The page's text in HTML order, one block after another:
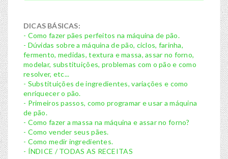
DICAS BÁSICAS:
- Como fazer pães perfeitos na máquina de pão.
- Dúvidas sobre a máquina de pão, ciclos, farinha,
fermento, medidas, textura e massa, assar no forno,
modelar, substituições, problemas com o pão e como
resolver, etc...
- Substituições de ingredientes, variações e como
enriquecer o pão.
- Primeiros passos, como programar e usar a máquina
de pão.
- Como fazer a massa na máquina e assar no forno?
- Como vender seus pães.
- Como medir ingredientes.
- ÍNDICE / TODAS AS RECEITAS